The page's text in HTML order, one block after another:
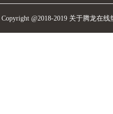
Copyright @2018-2019 关于腾龙